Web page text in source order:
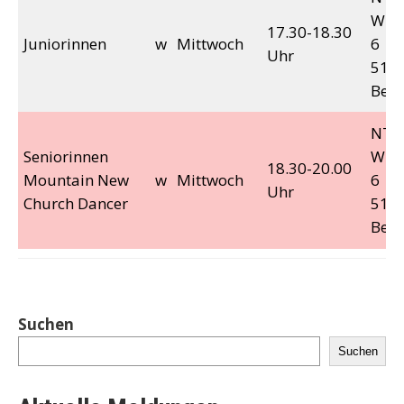
Juniorinnen w Mittwoch
17.30-18.30
Uhr
6
Seniorinnen
Mountain New
Church Dancer
w Mittwoch
18.30-20.00
Uhr
6
Suchen
Suchen